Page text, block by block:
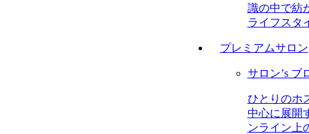
識の中で紡
ライフスタ
プレミアムサロン
サロン’s ブ
ひとりのホ
中心に展開
ンライン上